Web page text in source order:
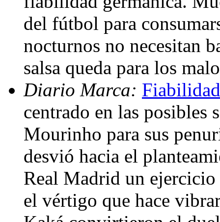
del fútbol para
nocturnos no necesitan
salsa queda para los
Diario Marca:
centrado en las posibles
Mourinho para sus
desvió hacia el
Real Madrid un ejercicio
el vértigo que hace